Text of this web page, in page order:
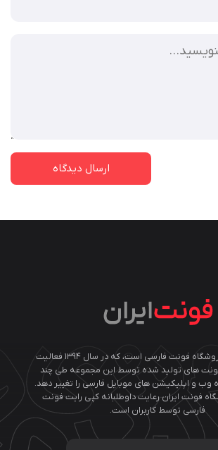
فونت ایران یک فروشگاه فونت فارسی است، که در سال ۱۳۹۴ فعالیت
فونت های تولید شده توسط این مجموعه طی چند
وب و اپلیکیشن های موبایل فارسی را تغییر دهد.
فونت ایران رعایت داوطلبانه کپی رایت فونت
فارسی توسط کاربران است.